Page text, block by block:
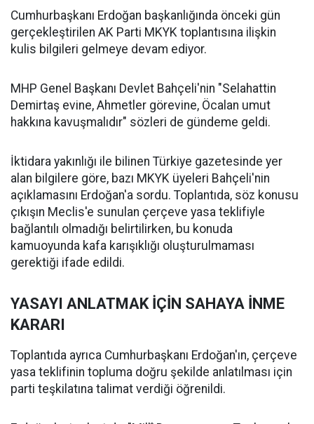
Cumhurbaşkanı Erdoğan başkanlığında önceki gün
gerçekleştirilen AK Parti MKYK toplantısına ilişkin
kulis bilgileri gelmeye devam ediyor.
MHP Genel Başkanı Devlet Bahçeli'nin "Selahattin
Demirtaş evine, Ahmetler görevine, Öcalan umut
hakkına kavuşmalıdır" sözleri de gündeme geldi.
İktidara yakınlığı ile bilinen Türkiye gazetesinde yer
alan bilgilere göre, bazı MKYK üyeleri Bahçeli'nin
açıklamasını Erdoğan'a sordu. Toplantıda, söz konusu
çıkışın Meclis'e sunulan çerçeve yasa teklifiyle
bağlantılı olmadığı belirtilirken, bu konuda
kamuoyunda kafa karışıklığı oluşturulmaması
gerektiği ifade edildi.
YASAYI ANLATMAK İÇİN SAHAYA İNME
KARARI
Toplantıda ayrıca Cumhurbaşkanı Erdoğan'ın, çerçeve
yasa teklifinin topluma doğru şekilde anlatılması için
parti teşkilatına talimat verdiği öğrenildi.